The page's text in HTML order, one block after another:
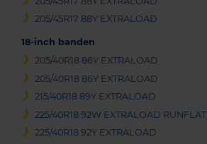
205/45R17 88Y EXTRALOAD
18-inch banden
205/40R18 86Y EXTRALOAD
205/40R18 86Y EXTRALOAD
215/40R18 89Y EXTRALOAD
225/40R18 92W EXTRALOAD RUNFLAT
225/40R18 92Y EXTRALOAD